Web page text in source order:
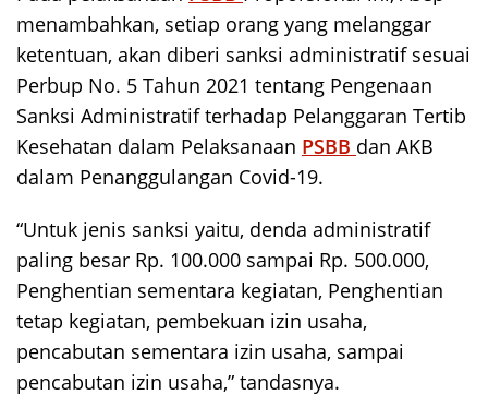
menambahkan, setiap orang yang melanggar
ketentuan, akan diberi sanksi administratif sesuai
Perbup No. 5 Tahun 2021 tentang Pengenaan
Sanksi Administratif terhadap Pelanggaran Tertib
Kesehatan dalam Pelaksanaan PSBB dan AKB
dalam Penanggulangan Covid-19.
“Untuk jenis sanksi yaitu, denda administratif
paling besar Rp. 100.000 sampai Rp. 500.000,
Penghentian sementara kegiatan, Penghentian
tetap kegiatan, pembekuan izin usaha,
pencabutan sementara izin usaha, sampai
pencabutan izin usaha,” tandasnya.